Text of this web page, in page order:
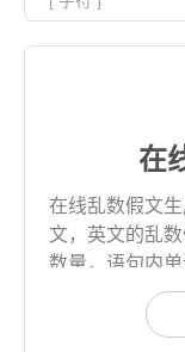
在
在线乱数假文
文，英文的乱
数量，语句内
果支持复制和